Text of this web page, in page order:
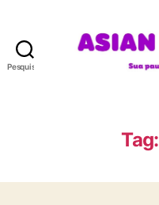
Pesquisar
Tag: